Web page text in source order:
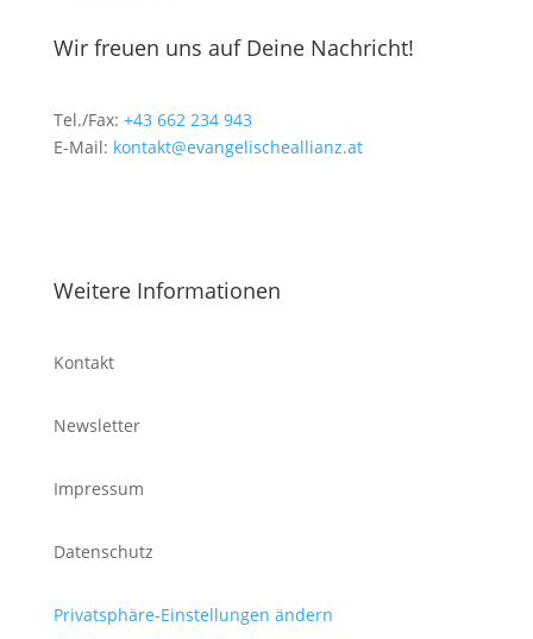
Wir freuen uns auf Deine Nachricht!
Tel./Fax: +43 662 234 943
E-Mail: kontakt@evangelischeallianz.at
Weitere Informationen
Kontakt
Newsletter
Impressum
Datenschutz
Privatsphäre-Einstellungen ändern